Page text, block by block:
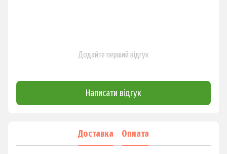
Додайте перший відгук
Написати відгук
Доставка Оплата